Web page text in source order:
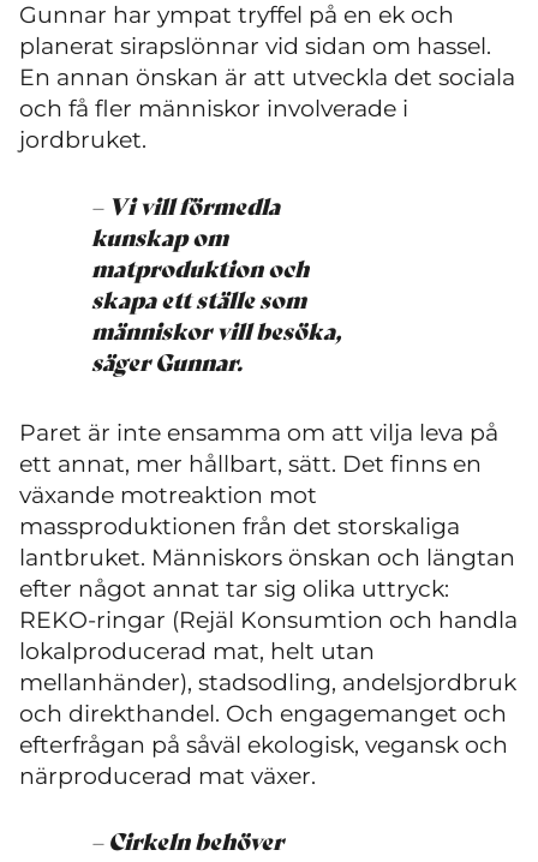
Gunnar har ympat tryffel på en ek och
planerat sirapslönnar vid sidan om hassel.
En annan önskan är att utveckla det sociala
och få fler människor involverade i
jordbruket.
– Vi vill förmedla
kunskap om
matproduktion och
skapa ett ställe som
människor vill besöka,
säger Gunnar.
Paret är inte ensamma om att vilja leva på
ett annat, mer hållbart, sätt. Det finns en
växande motreaktion mot
massproduktionen från det storskaliga
lantbruket. Människors önskan och längtan
efter något annat tar sig olika uttryck:
REKO-ringar (Rejäl Konsumtion och handla
lokalproducerad mat, helt utan
mellanhänder), stadsodling, andelsjordbruk
och direkthandel. Och engagemanget och
efterfrågan på såväl ekologisk, vegansk och
närproducerad mat växer.
– Cirkeln behöver